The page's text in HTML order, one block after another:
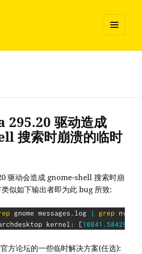
AND
295.20 驱动造成
搜索时崩溃的临时
驱动会造成 gnome-shell 搜索时崩
似如下输出者即为此 bug 所致:
gnome messages.log | grep
kernel: [10841.584296
方论坛的一些临时解决方案(任选):